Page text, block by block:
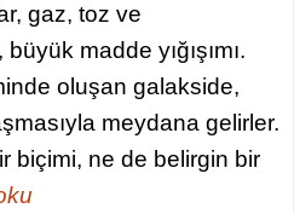
gaz, toz ve
madde yığışımı.
oluşan galakside,
meydana gelirler.
biçimi, ne de belirgin bir